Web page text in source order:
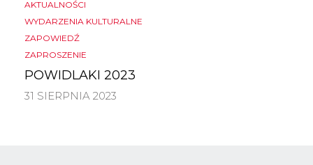
AKTUALNOŚCI
WYDARZENIA KULTURALNE
ZAPOWIEDŹ
ZAPROSZENIE
POWIDLAKI 2023
31 SIERPNIA 2023